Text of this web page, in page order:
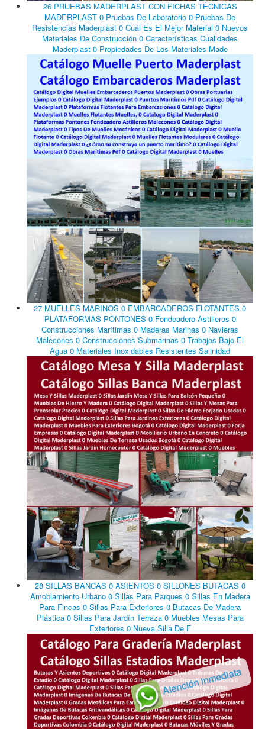
26 PRUEBAS MADERPLAST CON FICHAS TÉCNICAS
MADERPLAST 0 Pruebas De Laboratorio 0 Pruebas De
Resistencias Maderplast 0 Cuál Es El Mejor Material 0 Nuevos
Materiales De Construcción 0 Características Cualidades
Maderplast 0 Propiedades De Los Materiales Made
27 MUELLES MARINOS 0 EMBARCADEROS FLOTANTES 0
PLATAFORMAS PONTONES 0 Fondeadero Astilleros 0
Construcciones Marítimas 0 Maderas Marinas 0 Navieras
Malecones 0 Construcciones Submarinas 0 Trabajos Bajo El
Agua 0 Materiales Inoxidables Resistentes Salinidad
28 SILLAS BANCAS 0 ASIENTOS 0 SILLONES BUTACAS 0
Amoblamiento Urbano 0 Sillas Para Parques 0 Sillas En Madera
Para Fincas 0 Sillas Para Exteriores 0 Butacas De Madera
Plástica 0 Sillas Para Jardín Terraza 0 Muebles Mesas Para
Exteriores 0 Nueva Silla De F
Atención inmediata